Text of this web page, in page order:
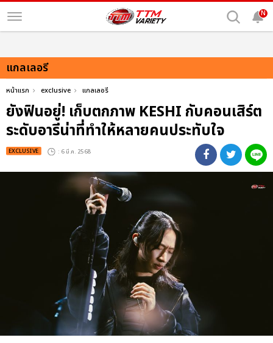
N
แกลเลอรี
หน้าแรก exclusive แกลเลอรี
ยังฟินอยู่! เก็บตกภาพ KESHI กับคอนเสิร์ต
ระดับอารีน่าที่ทำให้หลายคนประทับใจ
EXCLUSIVE : 6 มี.ค. 2568